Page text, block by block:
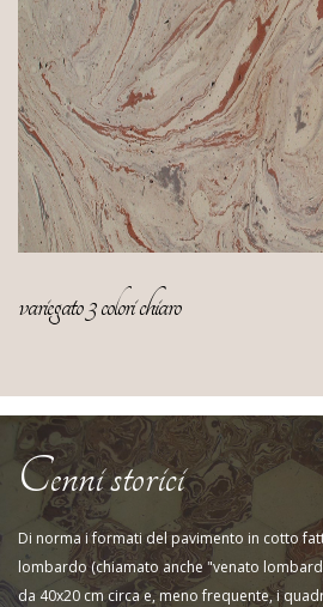
variegato 3 colori chiaro
Cenni storici
Di norma i formati del pavimento in cotto
lombardo (chiamato anche "venato
da 40x20 cm circa e, meno frequente, i